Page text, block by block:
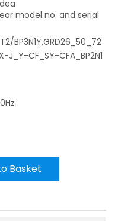
model no. and serial
BP3N1Y,GRD26_50_72
J_Y-CF_SY-CFA_BP2N1
Basket